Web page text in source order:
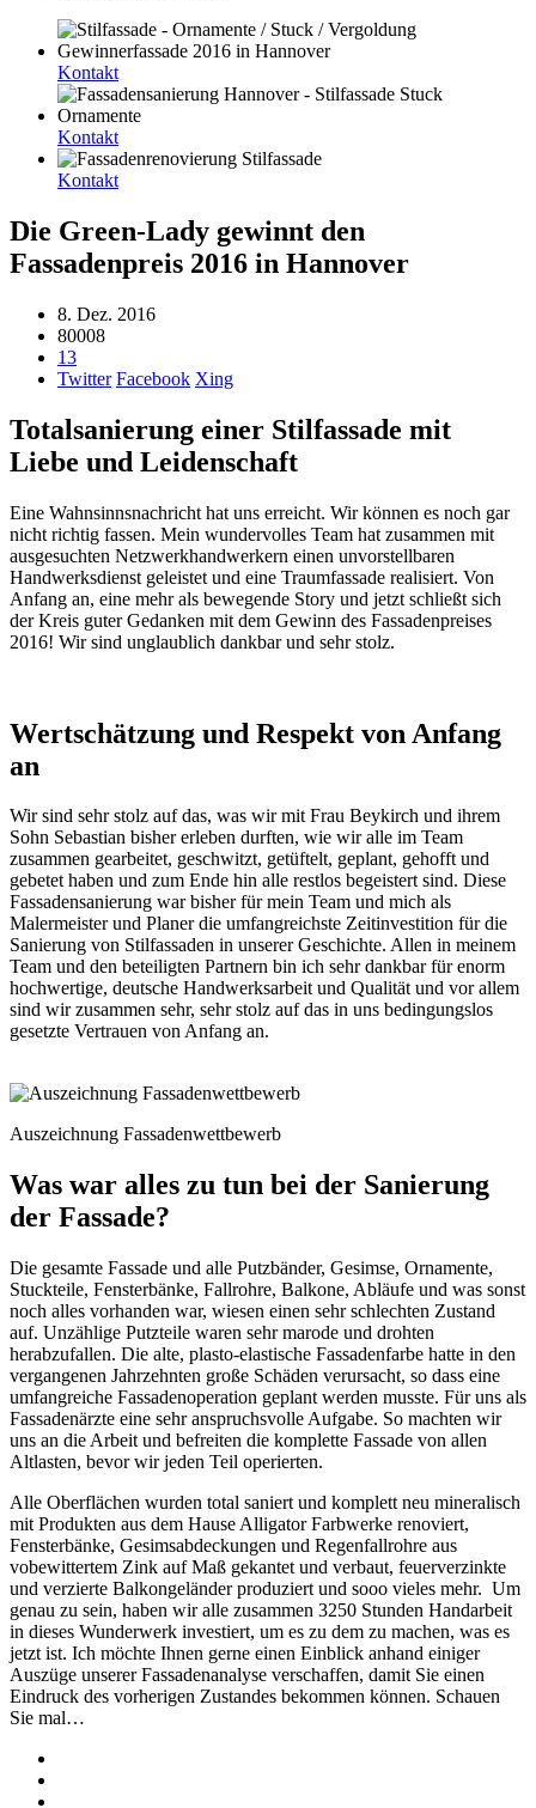
Kontakt
Kontakt
Kontakt
Die Green-Lady gewinnt den
Fassadenpreis 2016 in Hannover
8. Dez. 2016
80008
13
Twitter Facebook Xing
Totalsanierung einer Stilfassade mit
Liebe und Leidenschaft
Eine Wahnsinnsnachricht hat uns erreicht. Wir können es noch gar
nicht richtig fassen. Mein wundervolles Team hat zusammen mit
ausgesuchten Netzwerkhandwerkern einen unvorstellbaren
Handwerksdienst geleistet und eine Traumfassade realisiert. Von
Anfang an, eine mehr als bewegende Story und jetzt schließt sich
der Kreis guter Gedanken mit dem Gewinn des Fassadenpreises
2016! Wir sind unglaublich dankbar und sehr stolz.
Wertschätzung und Respekt von Anfang
an
Wir sind sehr stolz auf das, was wir mit Frau Beykirch und ihrem
Sohn Sebastian bisher erleben durften, wie wir alle im Team
zusammen gearbeitet, geschwitzt, getüftelt, geplant, gehofft und
gebetet haben und zum Ende hin alle restlos begeistert sind. Diese
Fassadensanierung war bisher für mein Team und mich als
Malermeister und Planer die umfangreichste Zeitinvestition für die
Sanierung von Stilfassaden in unserer Geschichte. Allen in meinem
Team und den beteiligten Partnern bin ich sehr dankbar für enorm
hochwertige, deutsche Handwerksarbeit und Qualität und vor allem
sind wir zusammen sehr, sehr stolz auf das in uns bedingungslos
gesetzte Vertrauen von Anfang an.
Auszeichnung Fassadenwettbewerb
Was war alles zu tun bei der Sanierung
der Fassade?
Die gesamte Fassade und alle Putzbänder, Gesimse, Ornamente,
Stuckteile, Fensterbänke, Fallrohre, Balkone, Abläufe und was sonst
noch alles vorhanden war, wiesen einen sehr schlechten Zustand
auf. Unzählige Putzteile waren sehr marode und drohten
herabzufallen. Die alte, plasto-elastische Fassadenfarbe hatte in den
vergangenen Jahrzehnten große Schäden verursacht, so dass eine
umfangreiche Fassadenoperation geplant werden musste. Für uns als
Fassadenärzte eine sehr anspruchsvolle Aufgabe. So machten wir
uns an die Arbeit und befreiten die komplette Fassade von allen
Altlasten, bevor wir jeden Teil operierten.
Alle Oberflächen wurden total saniert und komplett neu mineralisch
mit Produkten aus dem Hause Alligator Farbwerke renoviert,
Fensterbänke, Gesimsabdeckungen und Regenfallrohre aus
vobewittertem Zink auf Maß gekantet und verbaut, feuerverzinkte
und verzierte Balkongeländer produziert und sooo vieles mehr. Um
genau zu sein, haben wir alle zusammen 3250 Stunden Handarbeit
in dieses Wunderwerk investiert, um es zu dem zu machen, was es
jetzt ist. Ich möchte Ihnen gerne einen Einblick anhand einiger
Auszüge unserer Fassadenanalyse verschaffen, damit Sie einen
Eindruck des vorherigen Zustandes bekommen können. Schauen
Sie mal…